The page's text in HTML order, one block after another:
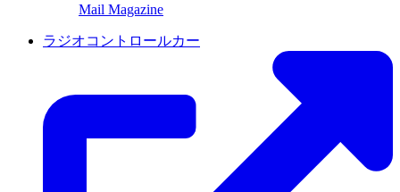
Mail Magazine
ラジオコントロールカー